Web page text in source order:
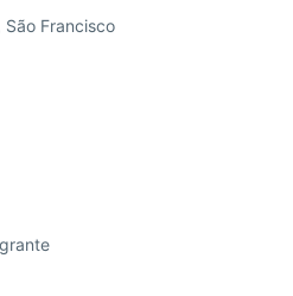
São Francisco